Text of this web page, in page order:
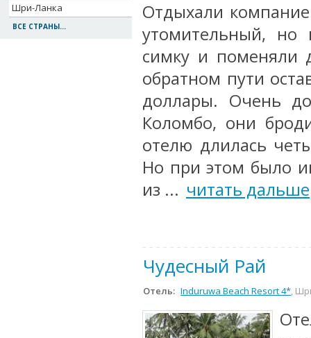
Шри-Ланка
ВСЕ СТРАНЫ...
Отдыхали
утомительный, но
симку и поменяли
обратном пути
доллары. Очень
Коломбо, они
отелю длилась
Но при этом было
из ... читать дальше
Чудесный Рай
Отель: Induruwa Beach Resort 4*,